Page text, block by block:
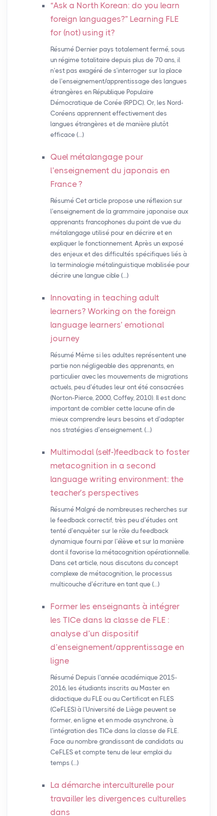
“Ask a North Korean: do you learn
foreign languages?” Learning FLE
for (not) using it?
Résumé Dernier pays totalement fermé, sous
un régime totalitaire depuis plus de 70 ans, il
n’est pas exagéré de s’interroger sur la place
de l’enseignement/apprentissage des langues
étrangères en République Populaire
Démocratique de Corée (RPDC). Or, les Nord-
Coréens apprennent effectivement des
langues étrangères et de manière plutôt
efficace (…)
Quel métalangage pour
l’enseignement du japonais en
France?
Résumé Cet article propose une réflexion sur
l’enseignement de la grammaire japonaise aux
apprenants francophones du point de vue du
métalangage utilisé pour en décrire et en
expliquer le fonctionnement. Après un exposé
des enjeux et des difficultés spécifiques liés à
la terminologie métalinguistique mobilisée pour
décrire une langue cible (…)
Innovating in teaching adult
learners? Working on the foreign
language learners’ emotional
journey
Résumé Même si les adultes représentent une
partie non négligeable des apprenants, en
particulier avec les mouvements de migrations
actuels, peu d’études leur ont été consacrées
(Norton-Pierce, 2000, Coffey, 2010). Il est donc
important de combler cette lacune afin de
mieux comprendre leurs besoins et d’adapter
nos stratégies d’enseignement. (…)
Multimodal (self-)feedback to foster
metacognition in a second
language writing environment: the
teacher’s perspectives
Résumé Malgré de nombreuses recherches sur
le feedback correctif, très peu d’études ont
tenté d’enquêter sur le rôle du feedback
dynamique fourni par l’élève et sur la manière
dont il favorise la métacognition opérationnelle.
Dans cet article, nous discutons du concept
complexe de métacognition, le processus
multicouche d’écriture en tant que (…)
Former les enseignants à intégrer
les TICe dans la classe de FLE :
analyse d’un dispositif
d’enseignement/apprentissage en
ligne
Résumé Depuis l’année académique 2015-
2016, les étudiants inscrits au Master en
didactique du FLE ou au Certificat en FLES
(CeFLES) à l’Université de Liège peuvent se
former, en ligne et en mode asynchrone, à
l’intégration des TICe dans la classe de FLE.
Face au nombre grandissant de candidats au
CeFLES et compte tenu de leur emploi du
temps (…)
La démarche interculturelle pour
travailler les divergences culturelles
dans